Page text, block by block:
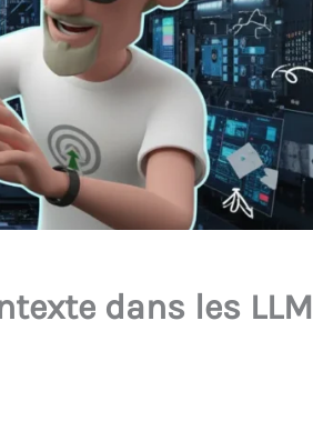
dans les LLM